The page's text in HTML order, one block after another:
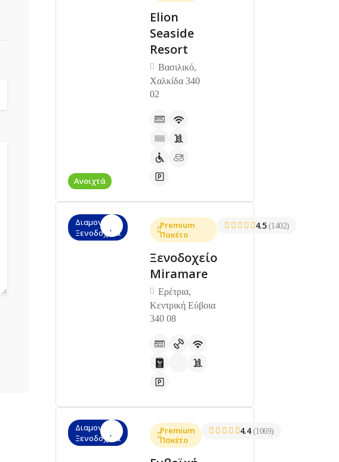
Ανοιχτά
Elion
Seaside
Resort
Βασιλικό,
Χαλκίδα 340
02
Διαμονή,
Ξενοδοχεία
Premium
Πακέτο
Ξενοδοχείο
Miramare
Ερέτρια,
Κεντρική Εύβοια
340 08
4.5 (1402)
Διαμονή,
Ξενοδοχεία
Premium
Πακέτο
4.4 (1069)